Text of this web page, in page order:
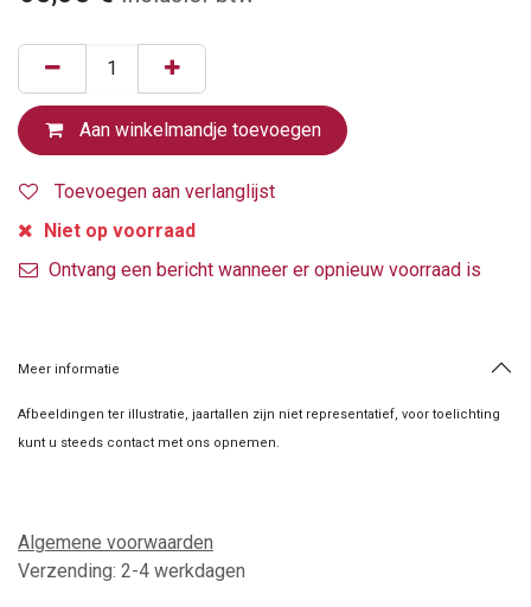
Aan winkelmandje toevoegen
Toevoegen aan verlanglijst
Niet op voorraad
Ontvang een bericht wanneer er opnieuw voorraad is
Meer informatie
Afbeeldingen ter illustratie, jaartallen zijn niet representatief, voor toelichting
kunt u steeds contact met ons opnemen.
Algemene voorwaarden
Verzending: 2-4 werkdagen